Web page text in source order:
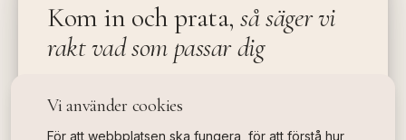
Kom in och prata, så säger vi
rakt vad som passar dig
Konsultationen är kostnadsfri och utan
Vi använder cookies
För att webbplatsen ska fungera, för att förstå hur